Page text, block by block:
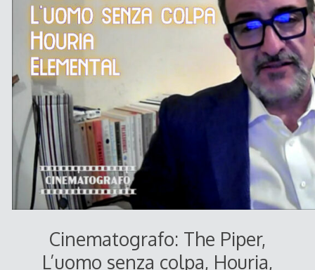
Cinematografo: The Piper,
L’uomo senza colpa, Houria,